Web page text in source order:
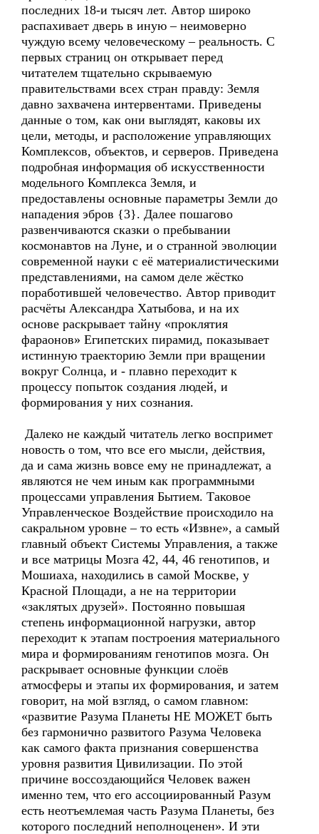
последних 18-и тысяч лет. Автор широко
распахивает дверь в иную – неимоверно
чуждую всему человеческому – реальность. С
первых страниц он открывает перед
читателем тщательно скрываемую
правительствами всех стран правду: Земля
давно захвачена интервентами. Приведены
данные о том, как они выглядят, каковы их
цели, методы, и расположение управляющих
Комплексов, объектов, и серверов. Приведена
подробная информация об искусственности
модельного Комплекса Земля, и
предоставлены основные параметры Земли до
нападения эбров {3}. Далее пошагово
развенчиваются сказки о пребывании
космонавтов на Луне, и о странной эволюции
современной науки с её материалистическими
представлениями, на самом деле жёстко
поработившей человечество. Автор приводит
расчёты Александра Хатыбова, и на их
основе раскрывает тайну «проклятия
фараонов» Египетских пирамид, показывает
истинную траекторию Земли при вращении
вокруг Солнца, и - плавно переходит к
процессу попыток создания людей, и
формирования у них сознания.
Далеко не каждый читатель легко воспримет
новость о том, что все его мысли, действия,
да и сама жизнь вовсе ему не принадлежат, а
являются не чем иным как программными
процессами управления Бытием. Таковое
Управленческое Воздействие происходило на
сакральном уровне – то есть «Извне», а самый
главный объект Системы Управления, а также
и все матрицы Мозга 42, 44, 46 генотипов, и
Мошиаха, находились в самой Москве, у
Красной Площади, а не на территории
«заклятых друзей». Постоянно повышая
степень информационной нагрузки, автор
переходит к этапам построения материального
мира и формированиям генотипов мозга. Он
раскрывает основные функции слоёв
атмосферы и этапы их формирования, и затем
говорит, на мой взгляд, о самом главном:
«развитие Разума Планеты НЕ МОЖЕТ быть
без гармонично развитого Разума Человека
как самого факта признания совершенства
уровня развития Цивилизации. По этой
причине воссоздающийся Человек важен
именно тем, что его ассоциированный Разум
есть неотъемлемая часть Разума Планеты, без
которого последний неполноценен». И эти